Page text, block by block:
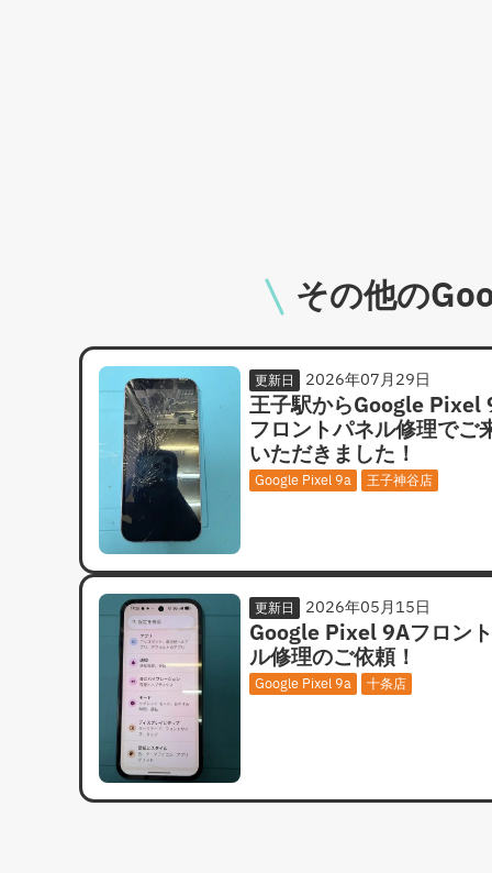
その他の
更新日 2026年07月29日
王子駅からGoogle Pixel
フロントパネル修理でご
いただきました！
Google Pixel 9a 王子神谷店
更新日 2026年05月15日
Google Pixel 9Aフロン
ル修理のご依頼！
Google Pixel 9a 十条店